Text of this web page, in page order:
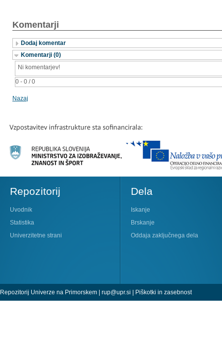
Komentarji
Dodaj komentar
Komentarji (0)
0 - 0 / 0
Ni komentarjev!
Nazaj
Repozitorij
Uvodnik
Statistika
Univerzitetne strani
Dela
Iskanje
Brskanje
Oddaja zaključnega dela
Repozitorij Univerze na Primorskem | rup@upr.si Piškotki in zasebnost